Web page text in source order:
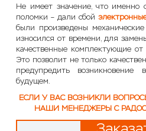
Не имеет значение, что именно
поломки – дали сбой
были произведены
износился от времени, для
качественные комплектующие
Это позволит не только
предупредить возникновение
будущем.
ЕСЛИ У ВАС ВОЗНИКЛИ
НАШИ МЕНЕДЖЕРЫ С